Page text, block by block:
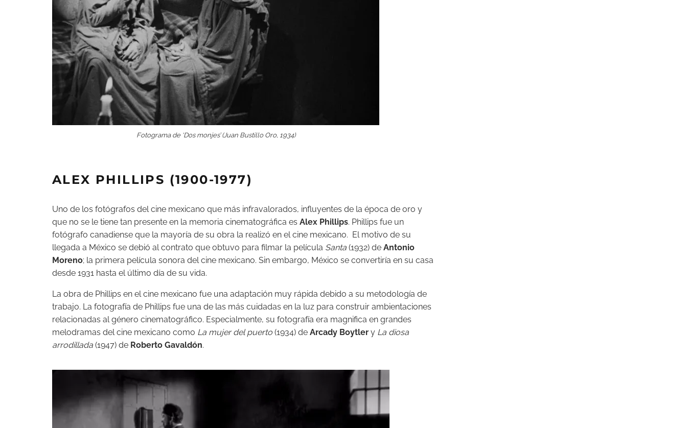
Fotograma de ‘Dos monjes’ (Juan Bustillo Oro, 1934)
ALEX PHILLIPS (1900-1977)
Uno de los fotógrafos del cine mexicano que más infravalorados, influyentes de la época de oro y
que no se le tiene tan presente en la memoria cinematográfica es Alex Phillips. Phillips fue un
fotógrafo canadiense que la mayoría de su obra la realizó en el cine mexicano. El motivo de su
llegada a México se debió al contrato que obtuvo para filmar la película Santa (1932) de Antonio
Moreno; la primera película sonora del cine mexicano. Sin embargo, México se convertiría en su casa
desde 1931 hasta el último día de su vida.
La obra de Phillips en el cine mexicano fue una adaptación muy rápida debido a su metodología de
trabajo. La fotografía de Phillips fue una de las más cuidadas en la luz para construir ambientaciones
relacionadas al género cinematográfico. Especialmente, su fotografía era magnifica en grandes
melodramas del cine mexicano como La mujer del puerto (1934) de Arcady Boytler y La diosa
arrodillada (1947) de Roberto Gavaldón.